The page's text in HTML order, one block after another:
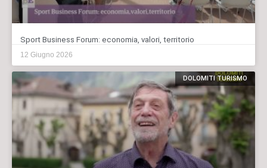
Sport Business Forum: economia, valori, territorio
12 Giugno 2026
DOLOMITI TURISMO